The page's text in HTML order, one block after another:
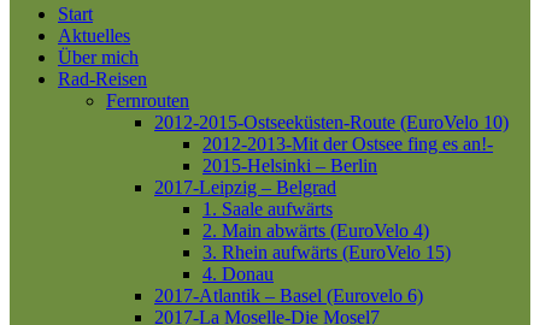
Close
Menu
Start
Aktuelles
Über mich
Rad-Reisen
Fernrouten
2012-2015-Ostseeküsten-Route (EuroVelo 10)
2012-2013-Mit der Ostsee fing es an!-
2015-Helsinki – Berlin
2017-Leipzig – Belgrad
1. Saale aufwärts
2. Main abwärts (EuroVelo 4)
3. Rhein aufwärts (EuroVelo 15)
4. Donau
2017-Atlantik – Basel (Eurovelo 6)
2017-La Moselle-Die Mosel7